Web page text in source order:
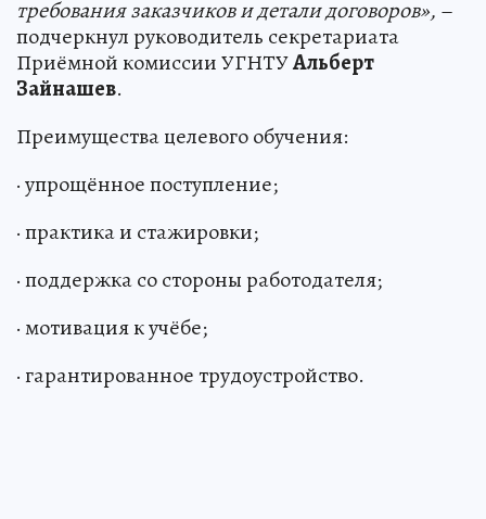
требования заказчиков и детали договоров», –
подчеркнул руководитель секретариата
Приёмной комиссии УГНТУАльберт
Зайнашев.
Преимущества целевого обучения:
· упрощённое поступление;
· практика и стажировки;
· поддержка со стороны работодателя;
· мотивация к учёбе;
· гарантированное трудоустройство.